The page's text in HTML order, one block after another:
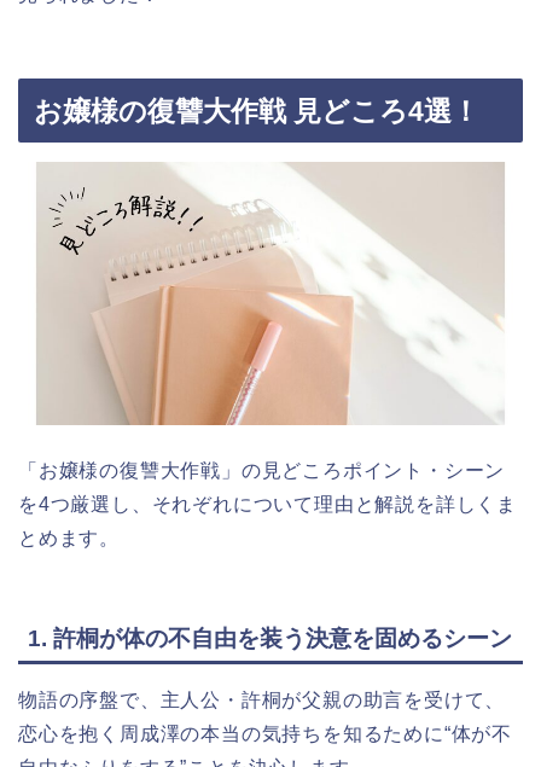
お嬢様の復讐大作戦 見どころ4選！
「お嬢様の復讐大作戦」の見どころポイント・シーン
を4つ厳選し、それぞれについて理由と解説を詳しくま
とめます。
1. 許桐が体の不自由を装う決意を固めるシーン
物語の序盤で、主人公・許桐が父親の助言を受けて、
恋心を抱く周成澤の本当の気持ちを知るために“体が不